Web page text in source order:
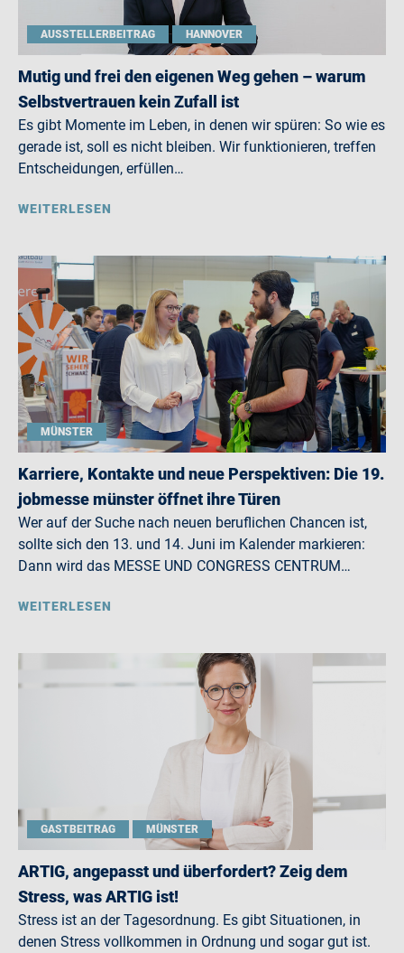
AUSSTELLERBEITRAG HANNOVER
Mutig und frei den eigenen Weg gehen – warum
Selbstvertrauen kein Zufall ist
Es gibt Momente im Leben, in denen wir spüren: So wie es
gerade ist, soll es nicht bleiben. Wir funktionieren, treffen
Entscheidungen, erfüllen…
WEITERLESEN
MÜNSTER
Karriere, Kontakte und neue Perspektiven: Die 19.
jobmesse münster öffnet ihre Türen
Wer auf der Suche nach neuen beruflichen Chancen ist,
sollte sich den 13. und 14. Juni im Kalender markieren:
Dann wird das MESSE UND CONGRESS CENTRUM…
WEITERLESEN
GASTBEITRAG MÜNSTER
ARTIG, angepasst und überfordert? Zeig dem
Stress, was ARTIG ist!
Stress ist an der Tagesordnung. Es gibt Situationen, in
denen Stress vollkommen in Ordnung und sogar gut ist.